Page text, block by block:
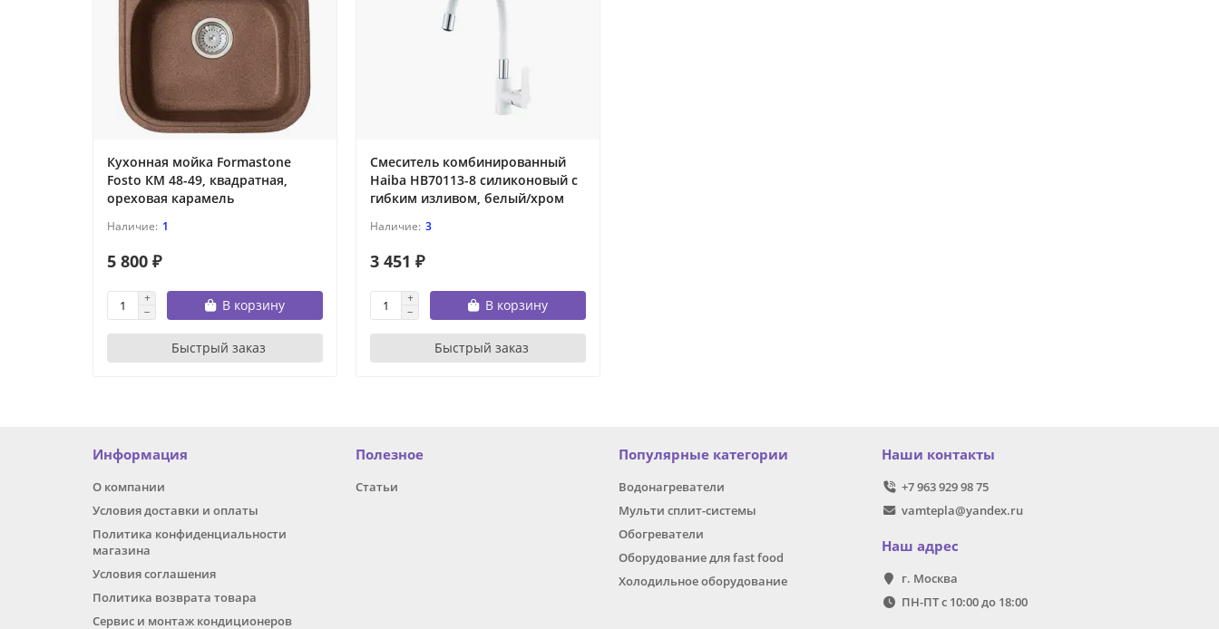
Кухонная мойка Formastone
Fosto КМ 48-49, квадратная,
ореховая карамель
1
5 800 ₽
В корзину
Быстрый заказ
Смеситель комбинированный
Haiba HB70113-8 силиконовый с
гибким изливом, белый/хром
3
3 451 ₽
В корзину
Быстрый заказ
Информация
О компании
Условия доставки и оплаты
Политика конфиденциальности
магазина
Условия соглашения
Политика возврата товара
Сервис и монтаж кондиционеров
Полезное
Статьи
Популярные категории
Водонагреватели
Мульти сплит-системы
Обогреватели
Оборудование для fast food
Холодильное оборудование
Наши контакты
+7 963 929 98 75
vamtepla@yandex.ru
Наш адрес
г. Москва
ПН-ПТ с 10:00 до 18:00